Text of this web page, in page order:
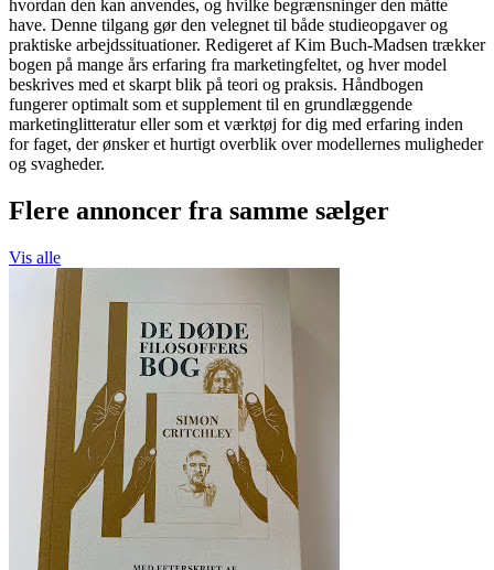
hvordan den kan anvendes, og hvilke begrænsninger den måtte
have. Denne tilgang gør den velegnet til både studieopgaver og
praktiske arbejdssituationer. Redigeret af Kim Buch-Madsen trækker
bogen på mange års erfaring fra marketingfeltet, og hver model
beskrives med et skarpt blik på teori og praksis. Håndbogen
fungerer optimalt som et supplement til en grundlæggende
marketinglitteratur eller som et værktøj for dig med erfaring inden
for faget, der ønsker et hurtigt overblik over modellernes muligheder
og svagheder.
Flere annoncer fra samme sælger
Vis alle